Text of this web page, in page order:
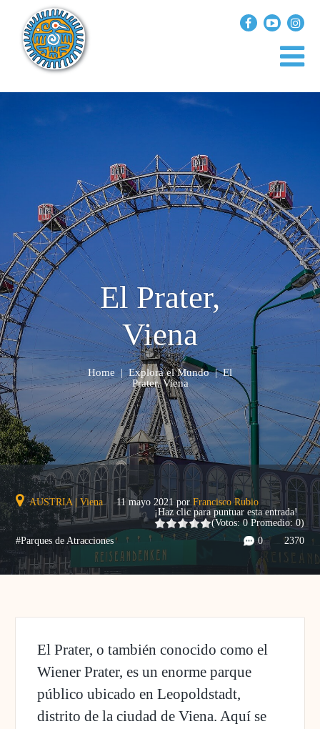
replica rolex air king watches
INICIO
ENTREVISTAS
¿QUIÉN SOY?
El Prater,
Viena
Home |Explora el Mundo |El
Prater, Viena
AUSTRIA|Viena 11 mayo 2021porFrancisco Rubio
¡Haz clic para puntuar esta entrada!
(Votos: 0Promedio:0)
#Parques de Atracciones
2370
0
El Prater, o también conocido como el
Wiener Prater, es un enorme parque
público ubicado en Leopoldstadt,
distrito de la ciudad de Viena. Aquí se